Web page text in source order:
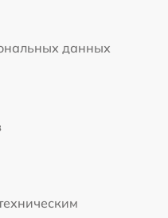
данных